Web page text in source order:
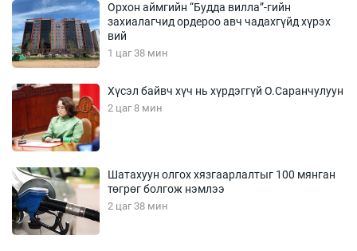
Орхон аймгийн “Будда вилла”-гийн
захиалагчид ордероо авч чадахгүйд хүрэх
вий
1 цаг 38 мин
Хүсэл байвч хүч нь хүрдэггүй О.Саранчулуун
2 цаг 8 мин
Шатахуун олгох хязгаарлалтыг 100 мянган
төгрөг болгож нэмлээ
2 цаг 38 мин